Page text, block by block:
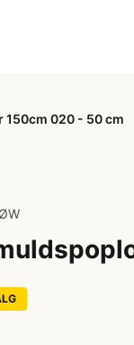
150cm 020 - 50 cm